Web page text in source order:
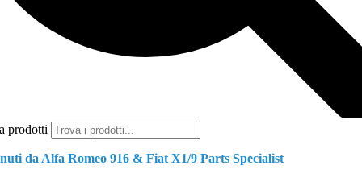
prodotti
da Alfa Romeo 916 & Fiat X1/9 Parts Specialist